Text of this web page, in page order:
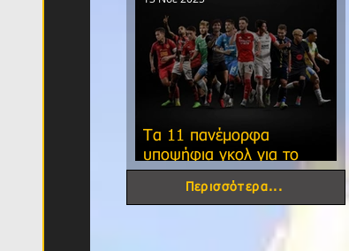
Τα 11 πανέμορφα
υποψήφια γκολ για το
φετινό FIFA Puskas Award!
Περισσότερα...